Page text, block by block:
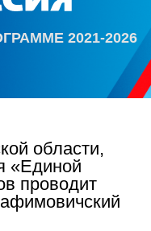
2021-2026
области,
«Единой
проводит